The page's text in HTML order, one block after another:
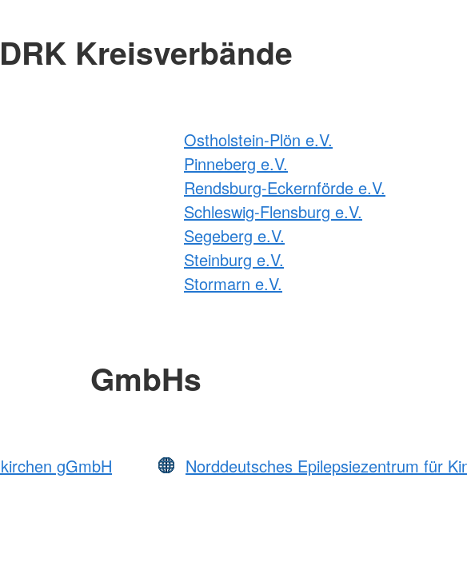
DRK Kreisverbände
Ostholstein-Plön e.V.
Pinneberg e.V.
Rendsburg-Eckernförde e.V.
Schleswig-Flensburg e.V.
Segeberg e.V.
Steinburg e.V.
Stormarn e.V.
GmbHs
gGmbH
Norddeutsches Epilepsiezentrum für